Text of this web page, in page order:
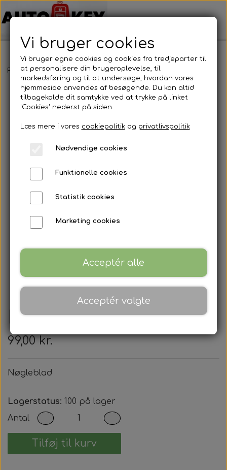
Forside Bilnøgler Mazda Nøgleblad Nøgleblad
Nøgleblad
99,00 kr.
Nøgleblad
Lagerstatus: 100 på lager
Antal
Tilføj til kurv
Vi bruger cookies
Vi bruger egne cookies og cookies fra tredjeparter til
at personalisere din brugeroplevelse, til
markedsføring og til at undersøge, hvordan vores
hjemmeside anvendes af besøgende. Du kan altid
tilbagekalde dit samtykke ved at trykke på linket
'Cookies' nederst på siden.
Læs mere i vores cookiepolitikog privatlivspolitik
Nødvendige cookies
Funktionelle cookies
Statistik cookies
Marketing cookies
Acceptér alle
Acceptér valgte